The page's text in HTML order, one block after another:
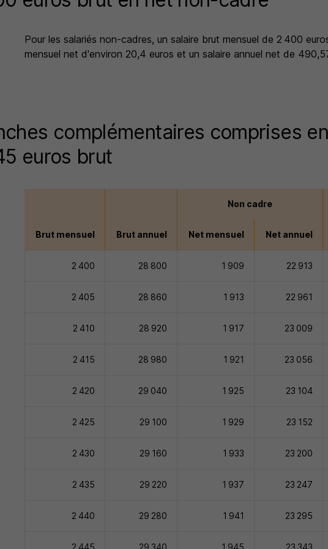
Pour les salariés non-cadres, un salaire brut mensuel de 2 400
mensuel net d'environ 20,4 euros et un salaire annuel net de
complémentaires comprises
euros brut
Non cadre
Brut mensuel Brut annuel Net mensuel Net annuel
2 400 28 800 1 909 22 913
2 405 28 860 1 913 22 961
2 410 28 920 1 917 23 009
2 415 28 980 1 921 23 056
2 420 29 040 1 925 23 104
2 425 29 100 1 929 23 152
2 430 29 160 1 933 23 200
2 435 29 220 1 937 23 247
2 440 29 280 1 941 23 295
2 445 29 340 1 945 23 343